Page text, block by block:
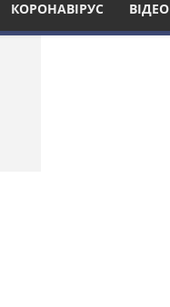
КОРОНАВІРУС ВІДЕО